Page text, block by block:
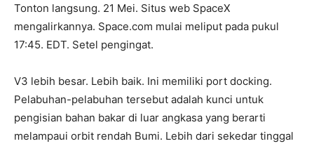
Tonton langsung. 21 Mei. Situs web SpaceX
mengalirkannya. Space.com mulai meliput pada pukul
17:45. EDT. Setel pengingat.
V3 lebih besar. Lebih baik. Ini memiliki port docking.
Pelabuhan-pelabuhan tersebut adalah kunci untuk
pengisian bahan bakar di luar angkasa yang berarti
melampaui orbit rendah Bumi. Lebih dari sekedar tinggal